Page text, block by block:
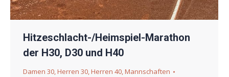
Hitzeschlacht-/Heimspiel-Marathon
der H30, D30 und H40
Damen 30,Herren 30,Herren 40,Mannschaften